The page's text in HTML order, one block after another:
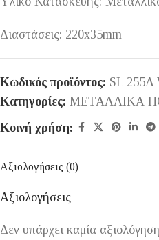
Διαστάσεις: 220x35mm
Κωδικός προϊόντος: SL 255A
Κατηγορίες: ΜΕΤΑΛΛΙΚΑ
Κοινή χρήση:
Αξιολογήσεις (0)
Αξιολογήσεις
Δεν υπάρχει καμία